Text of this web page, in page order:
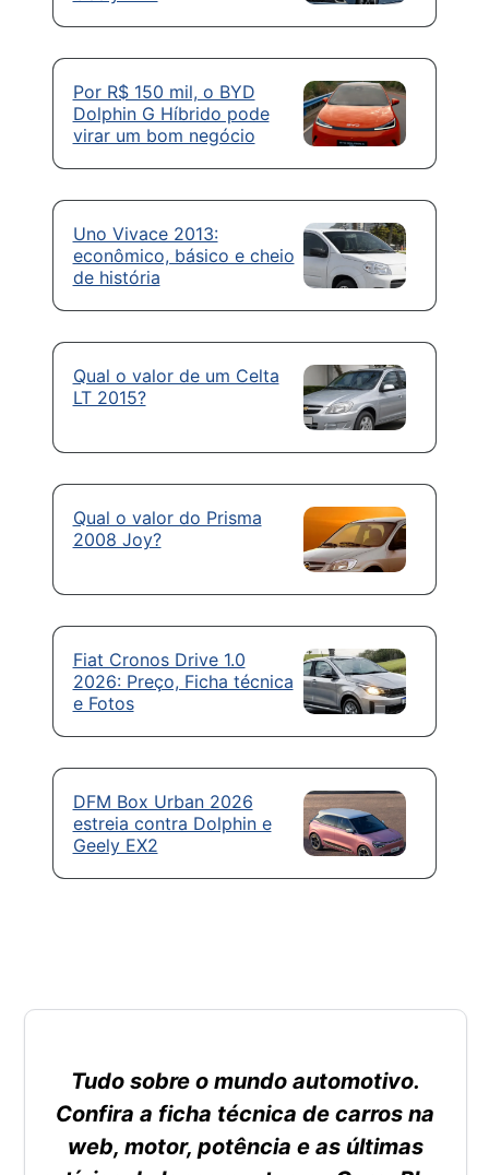
Por R$ 150 mil, o BYD
Dolphin G Híbrido pode
virar um bom negócio
Uno Vivace 2013:
econômico, básico e cheio
de história
Qual o valor de um Celta
LT 2015?
Qual o valor do Prisma
2008 Joy?
Fiat Cronos Drive 1.0
2026: Preço, Ficha técnica
e Fotos
DFM Box Urban 2026
estreia contra Dolphin e
Geely EX2
Tudo sobre o mundo automotivo.
Confira a ficha técnica de carros na
web, motor, potência e as últimas